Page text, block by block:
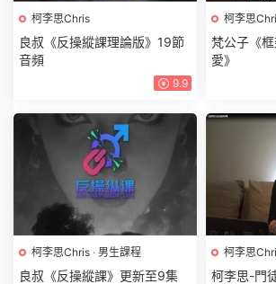
柯李思Chris
良叔《反操縱課理論版》19節
音頻
9.9
柯李思
梵公子《
愛》
柯李思Chris · 男生課程
良叔《反操縱課》更新至9集
柯李思
柯李思-門